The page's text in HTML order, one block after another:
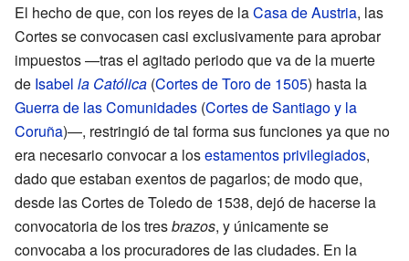
El hecho de que, con los reyes de laCasa de Austria, las
Cortes se convocasen casi exclusivamente para aprobar
impuestos —tras el agitado periodo que va de la muerte
de Isabel la Católica (Cortes de Toro de 1505) hasta la
Guerra de las Comunidades (Cortes de Santiago y la
Coruña)—, restringió de tal forma sus funciones ya que no
era necesario convocar a losestamentos privilegiados,
dado que estaban exentos de pagarlos; de modo que,
desde lasCortes de Toledo de 1538, dejó de hacerse la
convocatoria de los tresbrazos, y únicamente se
convocaba a los procuradores de las ciudades. En la